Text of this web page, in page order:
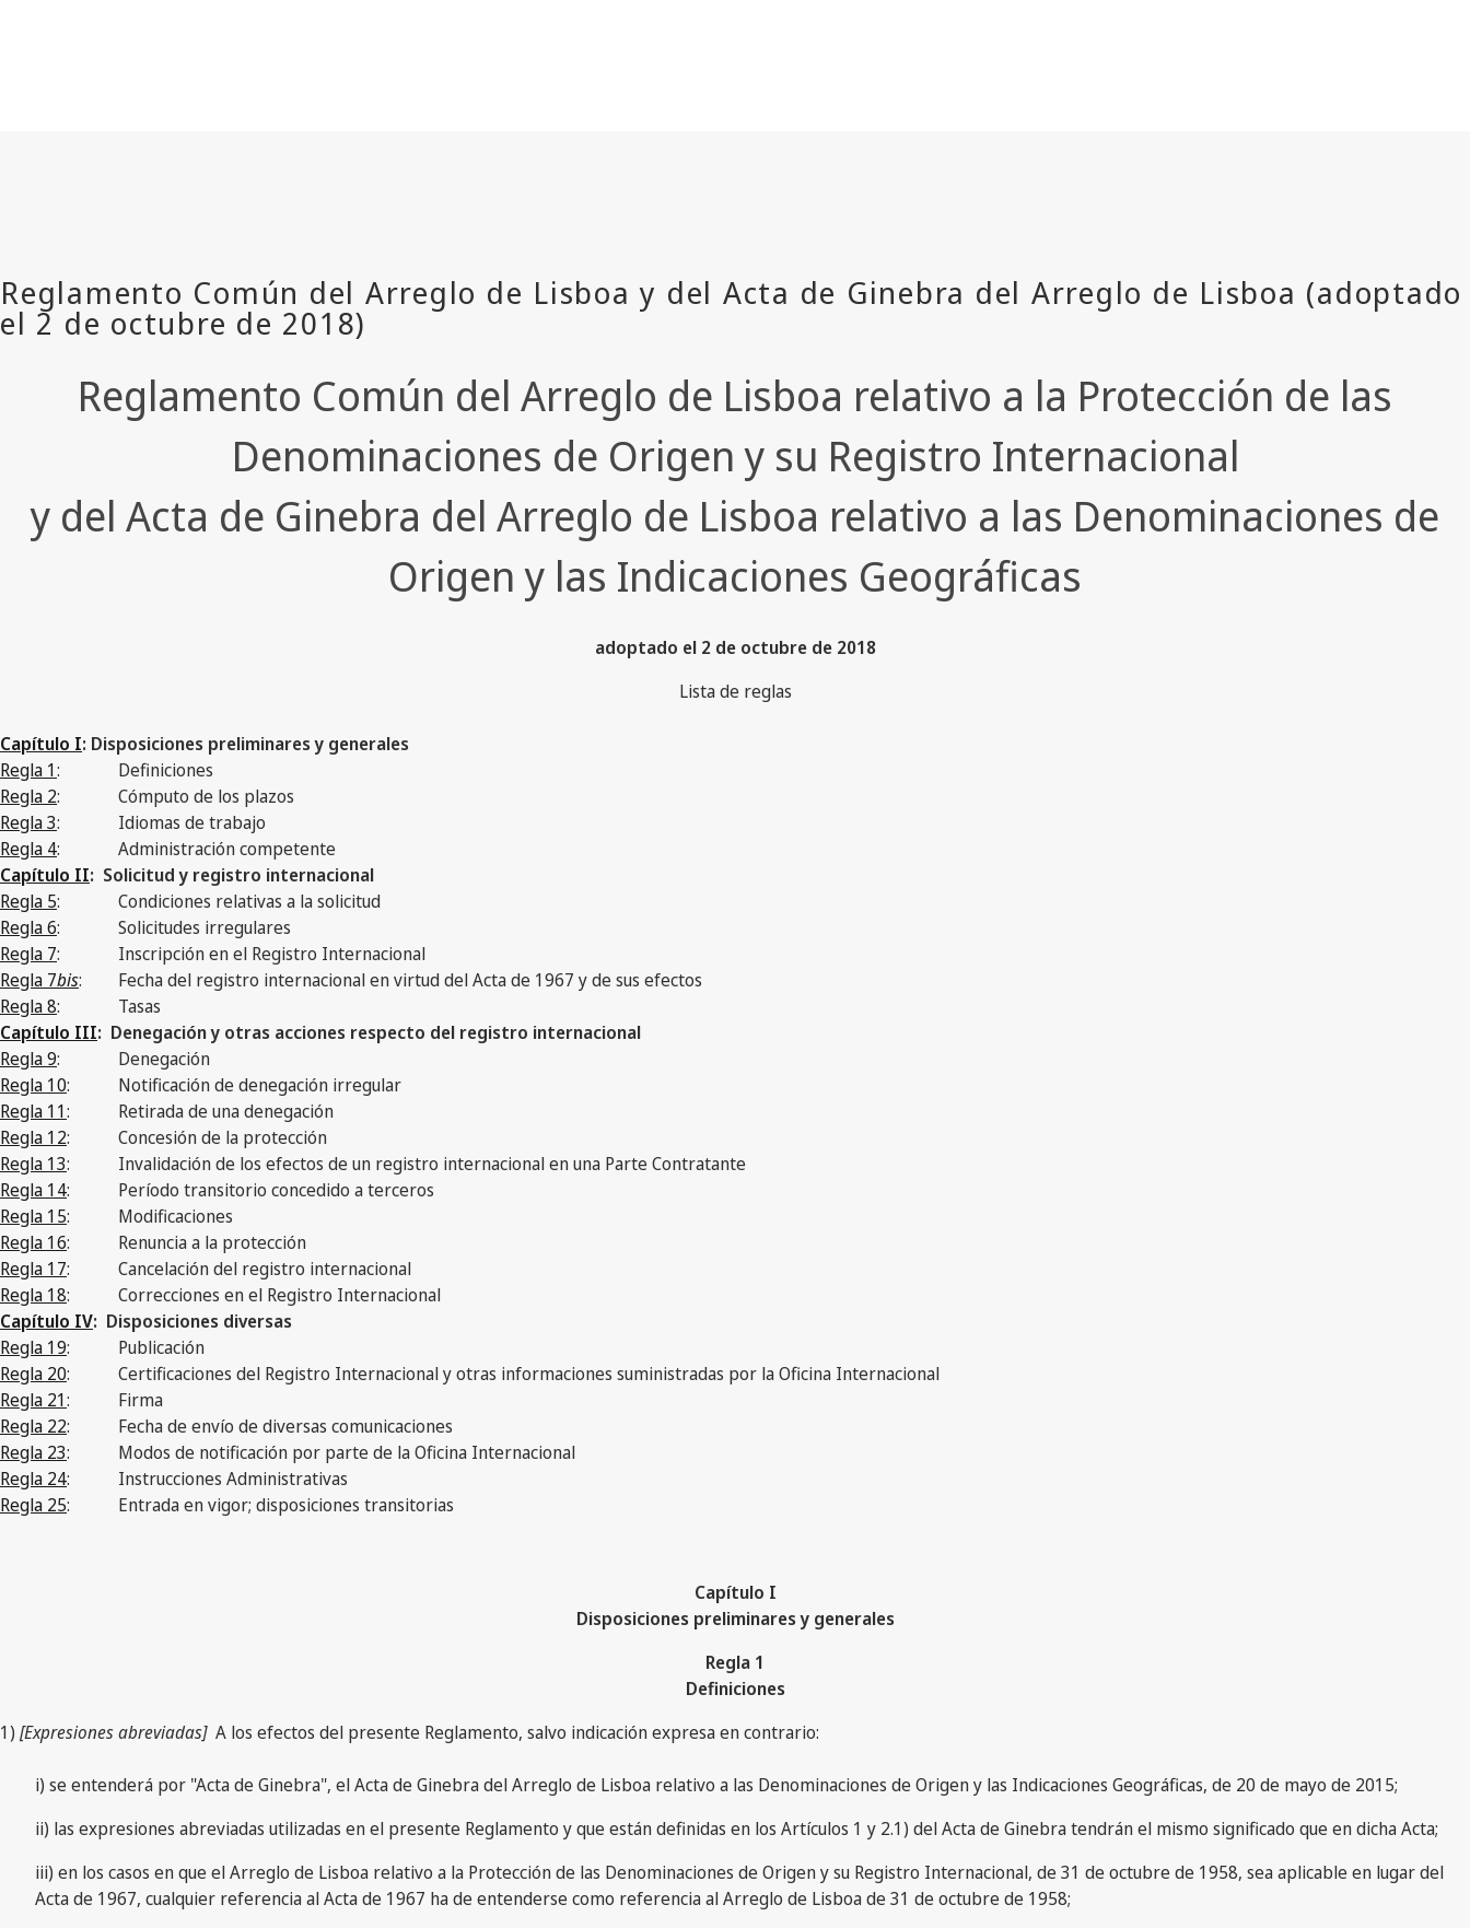
Reglamento Común del Arreglo de Lisboa relativo a la Protección de las
Denominaciones de Origen y su Registro Internacional
y del Acta de Ginebra del Arreglo de Lisboa relativo a las Denominaciones de
Origen y las Indicaciones Geográficas
adoptado el 2 de octubre de 2018
Lista de reglas
Capítulo I: Disposiciones preliminares y generales
Regla 1:
Definiciones
Regla 2:
Cómputo de los plazos
Regla 3:
Idiomas de trabajo
Regla 4:
Administración competente
Capítulo II: Solicitud y registro internacional
Regla 5:
Condiciones relativas a la solicitud
Regla 6:
Solicitudes irregulares
Regla 7:
Inscripción en el Registro Internacional
Regla 7bis:
Fecha del registro internacional en virtud del Acta de 1967 y de sus efectos
Regla 8:
Tasas
Capítulo III: Denegación y otras acciones respecto del registro internacional
Regla 9:
Denegación
Regla 10:
Notificación de denegación irregular
Regla 11:
Retirada de una denegación
Regla 12:
Concesión de la protección
Regla 13:
Invalidación de los efectos de un registro internacional en una Parte Contratante
Regla 14:
Período transitorio concedido a terceros
Regla 15:
Modificaciones
Regla 16:
Renuncia a la protección
Regla 17:
Cancelación del registro internacional
Regla 18:
Correcciones en el Registro Internacional
Capítulo IV: Disposiciones diversas
Regla 19:
Publicación
Regla 20:
Certificaciones del Registro Internacional y otras informaciones suministradas por la Oficina Internacional
Regla 21:
Firma
Regla 22:
Fecha de envío de diversas comunicaciones
Regla 23:
Modos de notificación por parte de la Oficina Internacional
Regla 24:
Instrucciones Administrativas
Regla 25: Entrada en vigor; disposiciones transitorias
Capítulo I
Disposiciones preliminares y generales
Regla 1
Definiciones
1) [Expresiones abreviadas]A los efectos del presente Reglamento, salvo indicación expresa en contrario:
i) se entenderá por "Acta de Ginebra", el Acta de Ginebra del Arreglo de Lisboa relativo a las Denominaciones de Origen y las Indicaciones Geográficas, de 20 de mayo de 2015;
ii) las expresiones abreviadas utilizadas en el presente Reglamento y que están definidas en los Artículos 1 y 2.1) del Acta de Ginebra tendrán el mismo significado que en dicha Acta;
iii) en los casos en que el Arreglo de Lisboa relativo a la Protección de las Denominaciones de Origen y su Registro Internacional, de 31 de octubre de 1958, sea aplicable en lugar del
Acta de 1967, cualquier referencia al Acta de 1967 ha de entenderse como referencia al Arreglo de Lisboa de 31 de octubre de 1958;